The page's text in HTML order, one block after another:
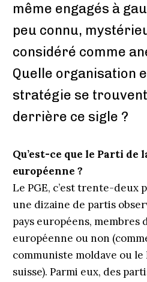
même engagés à
peu connu,
considéré comme
Quelle organisation
stratégie se
derrière ce sigle ?
Qu’est-ce que le Parti de
européenne ?
Le PGE, c’est trente-deux
une dizaine de partis
pays européens, membres
européenne ou non
communiste moldave ou
suisse). Parmi eux, des